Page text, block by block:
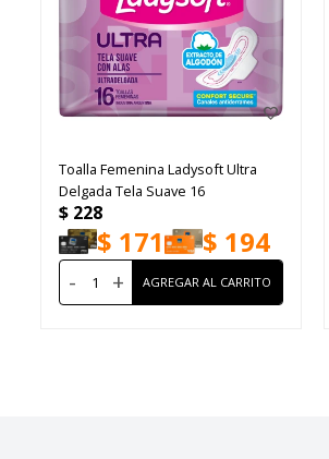
Toalla Femenina Ladysoft Ultra
Delgada Tela Suave 16
$ 228
$ 171 $ 194
- +